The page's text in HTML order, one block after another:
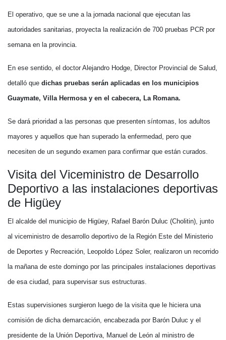
El operativo, que se une a la jornada nacional que ejecutan las
autoridades sanitarias, proyecta la realización de 700 pruebas PCR por
semana en la provincia.
En ese sentido, el doctor Alejandro Hodge, Director Provincial de Salud,
detalló que dichas pruebas serán aplicadas en los municipios
Guaymate, Villa Hermosa y en el cabecera, La Romana.
Se dará prioridad a las personas que presenten síntomas, los adultos
mayores y aquellos que han superado la enfermedad, pero que
necesiten de un segundo examen para confirmar que están curados.
Visita del Viceministro de Desarrollo
Deportivo a las instalaciones deportivas
de Higüey
El alcalde del municipio de Higüey, Rafael Barón Duluc (Cholitin), junto
al viceministro de desarrollo deportivo de la Región Este del Ministerio
de Deportes y Recreación, Leopoldo López Soler, realizaron un recorrido
la mañana de este domingo por las principales instalaciones deportivas
de esa ciudad, para supervisar sus estructuras.
Estas supervisiones surgieron luego de la visita que le hiciera una
comisión de dicha demarcación, encabezada por Barón Duluc y el
presidente de la Unión Deportiva, Manuel de León al ministro de